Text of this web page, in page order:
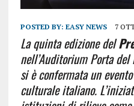
POSTED BY: EASY NEWS 7
La quinta edizione del
nell’Auditorium Porta
si è confermata un
culturale italiano.